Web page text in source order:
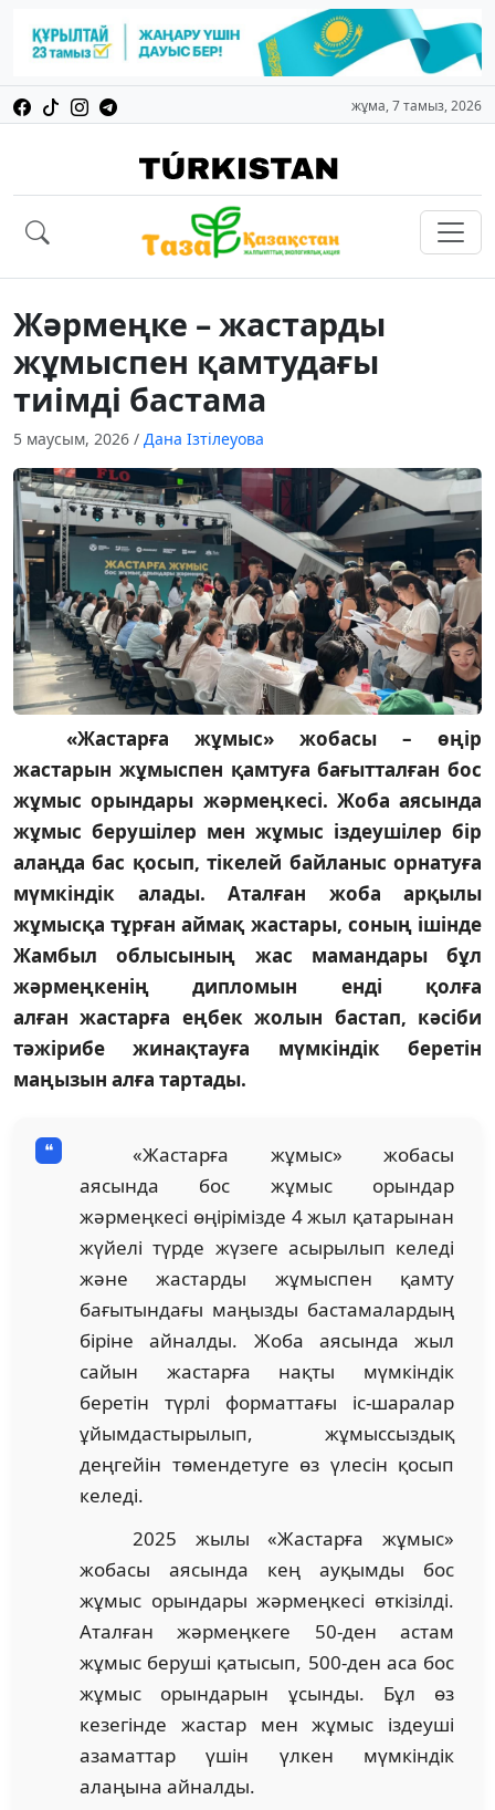
жұма, 7 тамыз, 2026
Жәрмеңке – жастарды
жұмыспен қамтудағы
тиімді бастама
5 маусым, 2026 / Дана Ізтілеуова
«Жастарға жұмыс» жобасы – өңір
жастарын жұмыспен қамтуға бағытталған бос
жұмыс орындары жәрмеңкесі. Жоба аясында
жұмыс берушілер мен жұмыс іздеушілер бір
алаңда бас қосып, тікелей байланыс орнатуға
мүмкіндік алады. Аталған жоба арқылы
жұмысқа тұрған аймақ жастары, соның ішінде
Жамбыл облысының жас мамандары бұл
жәрмеңкенің дипломын енді қолға
алған жастарға еңбек жолын бастап, кәсіби
тәжірибе жинақтауға мүмкіндік беретін
маңызын алға тартады.
«Жастарға жұмыс» жобасы
аясында бос жұмыс орындар
жәрмеңкесі өңірімізде 4 жыл қатарынан
жүйелі түрде жүзеге асырылып келеді
және жастарды жұмыспен қамту
бағытындағы маңызды бастамалардың
біріне айналды. Жоба аясында жыл
сайын жастарға нақты мүмкіндік
беретін түрлі форматтағы іс-шаралар
ұйымдастырылып, жұмыссыздық
деңгейін төмендетуге өз үлесін қосып
келеді.
2025 жылы «Жастарға жұмыс»
жобасы аясында кең ауқымды бос
жұмыс орындары жәрмеңкесі өткізілді.
Аталған жәрмеңкеге 50-ден астам
жұмыс беруші қатысып, 500-ден аса бос
жұмыс орындарын ұсынды. Бұл өз
кезегінде жастар мен жұмыс іздеуші
азаматтар үшін үлкен мүмкіндік
алаңына айналды.